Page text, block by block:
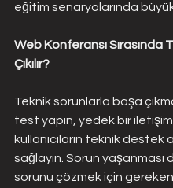
eğitim senaryolarında
Web Konferansı Sırasında
Çıkılır?
Teknik sorunlarla başa
test yapın, yedek bir iletişim
kullanıcıların teknik
sağlayın. Sorun yaşanması
sorunu çözmek için gereken